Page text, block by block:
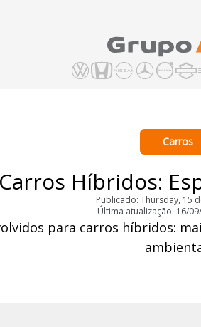
Carros
Híbridos:
Publicado: Thursday, 15
Última atualização: 16/
para carros híbridos: